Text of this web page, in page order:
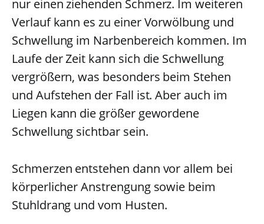
nur einen ziehenden Schmerz. Im weiteren
Verlauf kann es zu einer Vorwölbung und
Schwellung im Narbenbereich kommen. Im
Laufe der Zeit kann sich die Schwellung
vergrößern, was besonders beim Stehen
und Aufstehen der Fall ist. Aber auch im
Liegen kann die größer gewordene
Schwellung sichtbar sein.
Schmerzen entstehen dann vor allem bei
körperlicher Anstrengung sowie beim
Stuhldrang und vom Husten.